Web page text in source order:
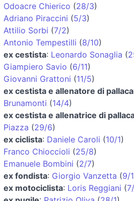
Odoacre Chierico (28/3)
Adriano Piraccini (5/3)
Attilio Sorbi (7/2)
Antonio Tempestilli (8/10)
ex cestista: Leonardo Sonaglia (
Giampiero Savio (6/11)
Giovanni Grattoni (11/5)
ex cestista e allenatore di
Brunamonti (14/4)
ex cestista e allenatrice di
Piazza (29/6)
ex ciclista: Daniele Caroli (10/1)
Franco Chioccioli (25/8)
Emanuele Bombini (2/7)
ex fondista: Giorgio Vanzetta (9/
ex motociclista: Loris Reggiani (